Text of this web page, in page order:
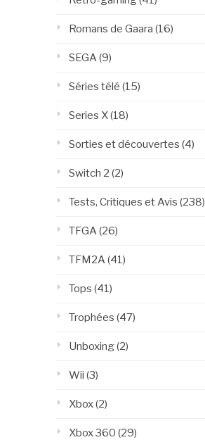
Romans de Gaara (16)
SEGA (9)
Séries télé (15)
Series X(18)
Sorties et découvertes (4)
Switch 2 (2)
Tests, Critiques et Avis (238)
TFGA (26)
TFM2A (41)
Tops (41)
Trophées (47)
Unboxing(2)
Wii (3)
Xbox(2)
Xbox 360 (29)